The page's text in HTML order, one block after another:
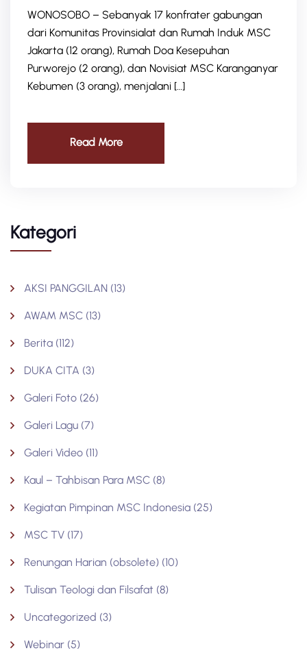
WONOSOBO – Sebanyak 17 konfrater gabungan
dari Komunitas Provinsialat dan Rumah Induk MSC
Jakarta (12 orang), Rumah Doa Kesepuhan
Purworejo (2 orang), dan Novisiat MSC Karanganyar
Kebumen (3 orang), menjalani […]
Read More
Kategori
AKSI PANGGILAN (13)
AWAM MSC (13)
Berita (112)
DUKA CITA (3)
Galeri Foto (26)
Galeri Lagu (7)
Galeri Video (11)
Kaul – Tahbisan Para MSC (8)
Kegiatan Pimpinan MSC Indonesia (25)
MSC TV (17)
Renungan Harian (obsolete) (10)
Tulisan Teologi dan Filsafat (8)
Uncategorized (3)
Webinar (5)